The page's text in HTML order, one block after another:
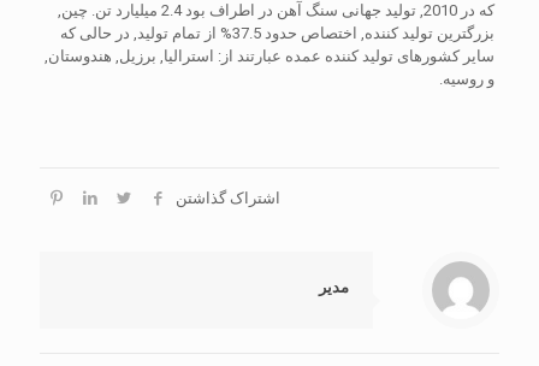
که در 2010, تولید جهانی سنگ آهن در اطراف بود 2.4 میلیارد تن. چین,
بزرگترین تولید کننده, اختصاص حدود 37.5% از تمام تولید, در حالی که
سایر کشورهای تولید کننده عمده عبارتند از: استرالیا, برزیل, هندوستان,
و روسیه.
اشتراک گذاشتن
مدیر